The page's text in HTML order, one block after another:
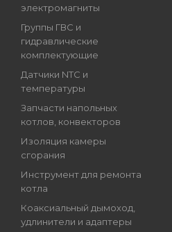
электромагниты
Группы ГВС и
гидравлические
комплектующие
Датчики NTC и
температуры
Запчасти напольных
котлов, конвекторов
Изоляция камеры
сгорания
Инструмент для ремонта
котла
Коаксиальный дымоход,
удлинители и адаптеры